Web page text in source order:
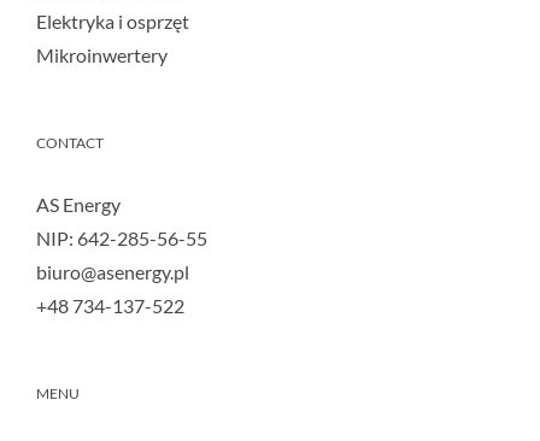
Elektryka i osprzęt
Mikroinwertery
CONTACT
AS Energy
NIP: 642-285-56-55
biuro@asenergy.pl
+48 734-137-522
MENU